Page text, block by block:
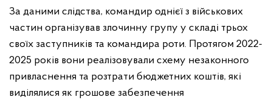
За даними слідства, командир однієї з військових
частин організував злочинну групу у складі трьох
своїх заступників та командира роти. Протягом 2022-
2025 років вони реалізовували схему незаконного
привласнення та розтрати бюджетних коштів, які
виділялися як грошове забезпечення